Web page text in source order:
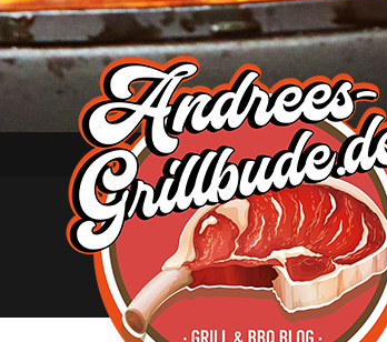
Andree
´s
Grillbude
–
Grill
BBQ